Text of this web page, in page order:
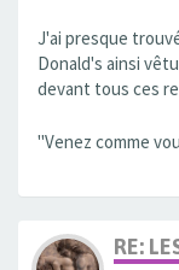
J'ai presque
Donald's ainsi
devant tous ces
"Venez comme
RE: